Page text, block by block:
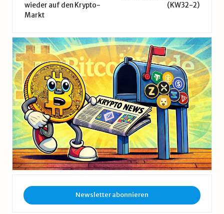
wieder auf den Krypto-
Markt
(KW32-2)
Newsletter abonnieren